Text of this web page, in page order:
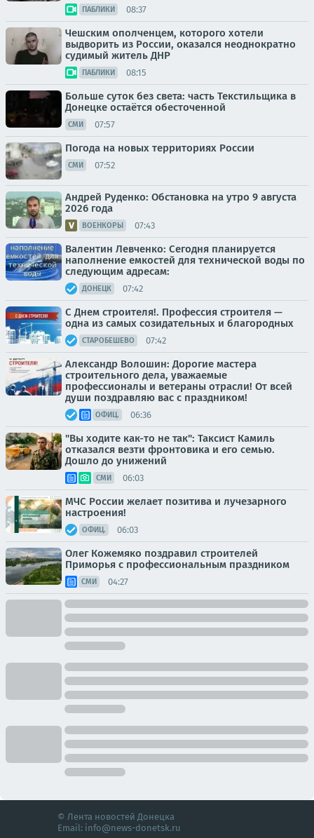
ПАБЛИКИ 08:37
Чешским ополченцем, которого хотели
выдворить из России, оказался неоднократно
судимый житель ДНР
ПАБЛИКИ 08:15
Больше суток без света: часть Текстильщика в
Донецке остаётся обесточенной
СМИ 07:57
Погода на новых территориях России
СМИ 07:52
Андрей Руденко: Обстановка на утро 9 августа
2026 года
ВОЕНКОРЫ 07:43
Валентин Левченко: Сегодня планируется
наполнение емкостей для технической воды по
следующим адресам:
ДОНЕЦК 07:42
С Днем строителя!. Профессия строителя —
одна из самых созидательных и благородных
СТАРОБЕШЕВО 07:42
Александр Волошин: Дорогие мастера
строительного дела, уважаемые
профессионалы и ветераны отрасли! От всей
души поздравляю вас с праздником!
ОФИЦ. 06:36
"Вы ходите как-то не так": Таксист Камиль
отказался везти фронтовика и его семью.
Дошло до унижений
СМИ 06:03
МЧС России желает позитива и лучезарного
настроения!
ОФИЦ. 06:03
Олег Кожемяко поздравил строителей
Приморья с профессиональным праздником
СМИ 04:27
© Лента новостей Донецка
Email: info@news-donetsk.ru